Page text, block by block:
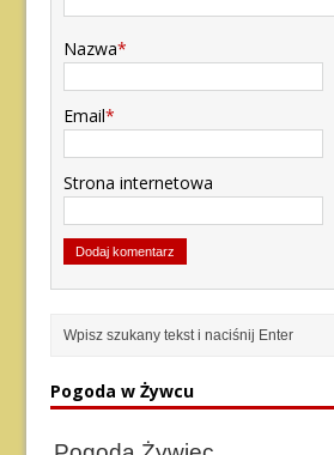
Nazwa*
Email*
Strona internetowa
Pogoda w Żywcu